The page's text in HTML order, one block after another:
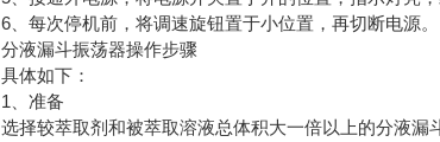
6、每次停机前，将调速旋钮置于小位置，再切断电源。
分液漏斗振荡器操作步骤
具体如下：
1、准备
选择较萃取剂和被萃取溶液总体积大一倍以上的分液漏